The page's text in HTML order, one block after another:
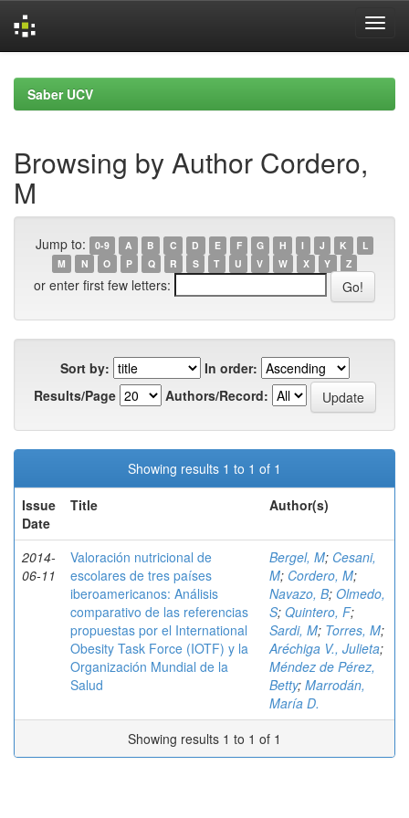
navigationSaber UCV
Browsing by Author Cordero,
M
Jump to: 0-9 A B C D E F G H I J K
L
M
N O P Q R S T U V W X Y Z
or enter first few letters:
Sort by:
In order:
Results/Page
Authors/Record:
Showing results 1 to 1 of 1
Issue
Date
Title Author(s)
2014-
06-11
Valoración nutricional de
escolares de tres países
iberoamericanos: Análisis
comparativo de las referencias
propuestas por el International
Obesity Task Force (IOTF) y la
Organización Mundial de la
Salud
Bergel, M; Cesani,
M; Cordero, M;
Navazo, B; Olmedo,
S; Quintero, F;
Sardi, M; Torres, M;
Aréchiga V., Julieta;
Méndez de Pérez,
Betty; Marrodán,
María D.
Showing results 1 to 1 of 1